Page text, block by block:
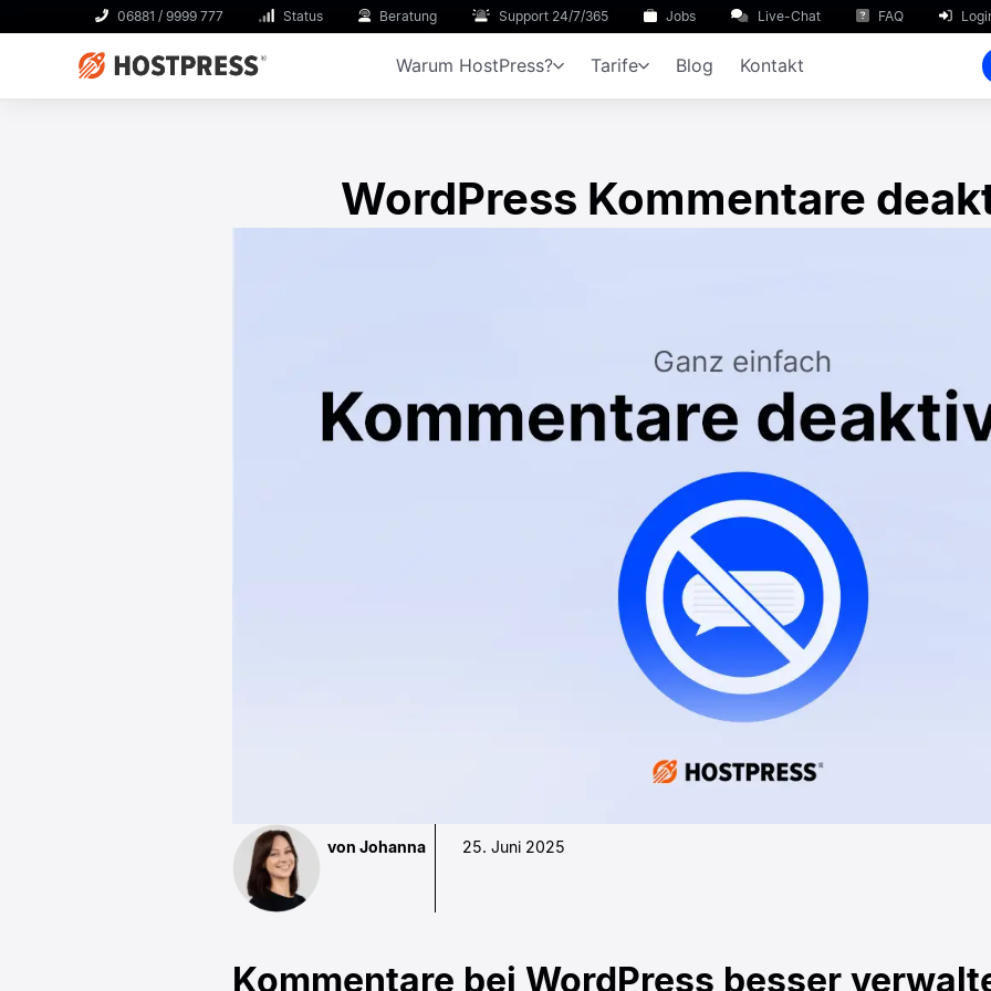
06881 / 9999 777 Status Beratung Support 24/7/365 Jobs Live-Chat FAQ
Warum HostPress? Tarife Blog Kontakt
WordPress Kommentare
von Johanna 25. Juni 2025
Kommentare bei WordPress besser